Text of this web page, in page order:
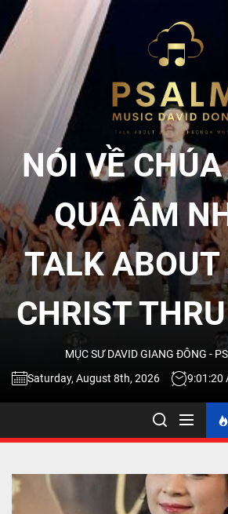
Skip
the
NÓI VỀ
QUA ÂM
TALK ABOUT
CHRIST
MỤC SƯ DAVID GIANG ĐÔNG -
Saturday, August 8th, 2026
9:01:21